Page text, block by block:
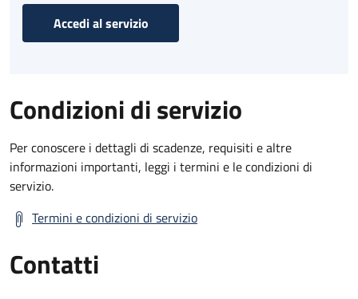
Accedi al servizio
Condizioni di servizio
Per conoscere i dettagli di scadenze, requisiti e altre
informazioni importanti, leggi i termini e le condizioni di
servizio.
Termini e condizioni di servizio
Contatti